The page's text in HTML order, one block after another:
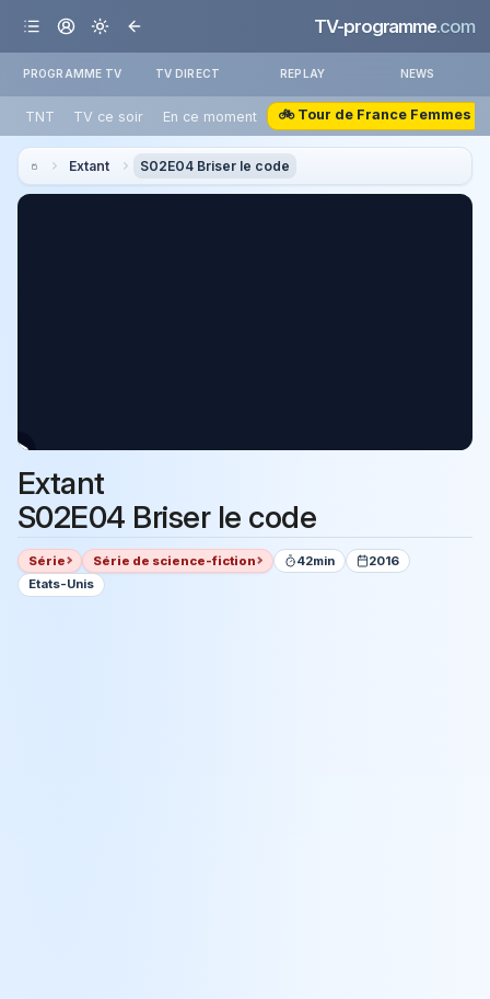
TV-programme.com
PROGRAMME TV TV DIRECT REPLAY NEWS
TNT TV ce soir En ce moment 🚲 Tour de France Femmes
Extant S02E04 Briser le code
Extant
S02E04 Briser le code
Série Série de science-fiction 42min
2016
Etats-Unis